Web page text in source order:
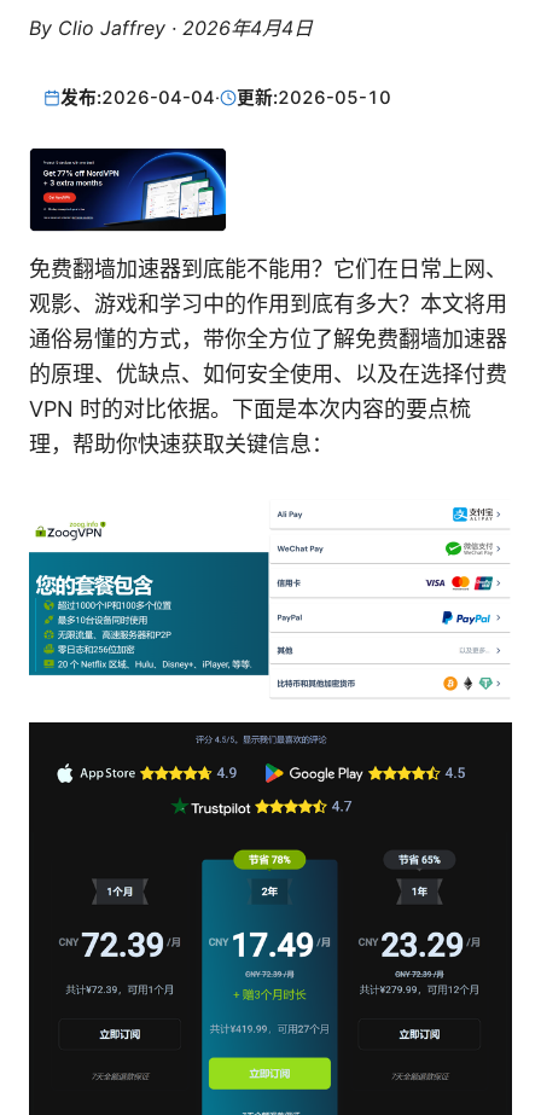
By Clio Jaffrey · 2026年4月4日
发布:2026-04-04· 更新:2026-05-10
免费翻墙加速器到底能不能用？它们在日常上网、
观影、游戏和学习中的作用到底有多大？本文将用
通俗易懂的方式，带你全方位了解免费翻墙加速器
的原理、优缺点、如何安全使用、以及在选择付费
VPN 时的对比依据。下面是本次内容的要点梳
理，帮助你快速获取关键信息：